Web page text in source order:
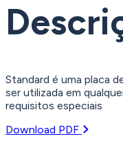
Standard é uma placa
ser utilizada em
requisitos especiais
Download PDF